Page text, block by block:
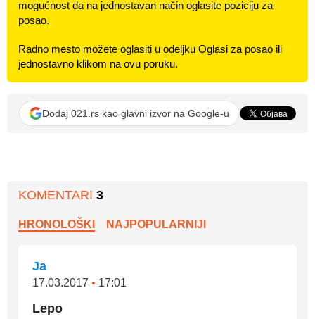
mogućnost da na jednostavan način oglasite poziciju za
posao.
Radno mesto možete oglasiti u odeljku Oglasi za posao ili
jednostavno klikom na ovu poruku.
Dodaj 021.rs kao glavni izvor na Google-u
KOMENTARI 3
HRONOLOŠKI NAJPOPULARNIJI
Ja
17.03.2017 • 17:01
Lepo